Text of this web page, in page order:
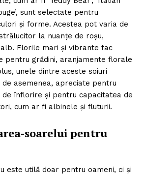
sunt selectate pentru
și forme. Acestea pot varia de
la nuanțe de roșu,
Florile mari și vibrante fac
pentru grădini, aranjamente florale
unele dintre aceste soiuri
asemenea, apreciate pentru
înflorire și pentru capacitatea de
cum ar fi albinele și fluturii.
soarelui pentru
este utilă doar pentru oameni, ci și